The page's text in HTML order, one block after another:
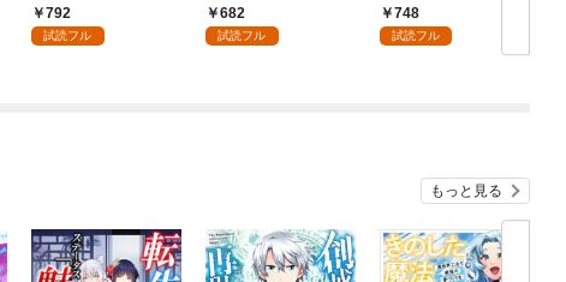
パイダーシルクで裁縫
を頑張ります！ 1
792
試読フル
682
試読フル
版】748
試読フル
もっと見る